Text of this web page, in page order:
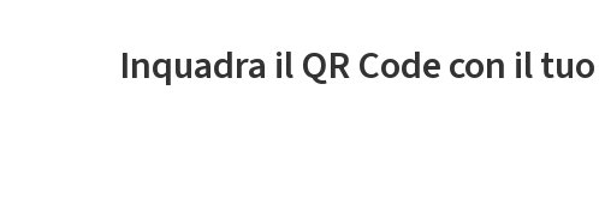
Inquadra il QR Code con il